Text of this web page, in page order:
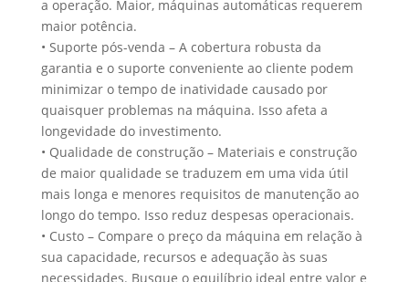
a operação. Maior, máquinas automáticas requerem
maior potência.
• Suporte pós-venda – A cobertura robusta da
garantia e o suporte conveniente ao cliente podem
minimizar o tempo de inatividade causado por
quaisquer problemas na máquina. Isso afeta a
longevidade do investimento.
• Qualidade de construção – Materiais e construção
de maior qualidade se traduzem em uma vida útil
mais longa e menores requisitos de manutenção ao
longo do tempo. Isso reduz despesas operacionais.
• Custo – Compare o preço da máquina em relação à
sua capacidade, recursos e adequação às suas
necessidades. Busque o equilíbrio ideal entre valor e